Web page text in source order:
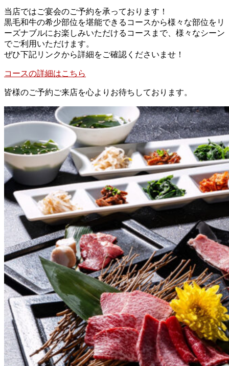
当店ではご宴会のご予約を承っております！
黒毛和牛の希少部位を堪能できるコースから様々な部位をリ
ーズナブルにお楽しみいただけるコースまで、様々なシーン
でご利用いただけます。
ぜひ下記リンクから詳細をご確認くださいませ！
コースの詳細はこちら
皆様のご予約ご来店を心よりお待ちしております。